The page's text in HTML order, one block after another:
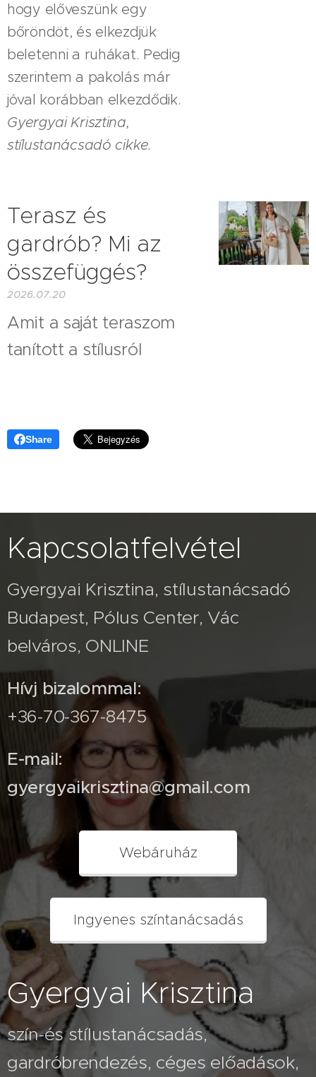
hogy előveszünk egy
bőröndöt, és elkezdjük
beletenni a ruhákat. Pedig
szerintem a pakolás már
jóval korábban elkezdődik.
Gyergyai Krisztina,
stílustanácsadó cikke.
Terasz és
gardrób? Mi az
összefüggés?
2026.07.20
Amit a saját teraszom
tanított a stílusról
Share
Kapcsolatfelvétel
Gyergyai Krisztina, stílustanácsadó
Budapest, Pólus Center, Vác
belváros, ONLINE
Hívj bizalommal:
+36-70-367-8475
E-mail:
gyergyaikrisztina@gmail.com
Webáruház
Ingyenes színtanácsadás
Gyergyai Krisztina
szín-és stílustanácsadás,
gardróbrendezés, céges előadások,
2026.07.26